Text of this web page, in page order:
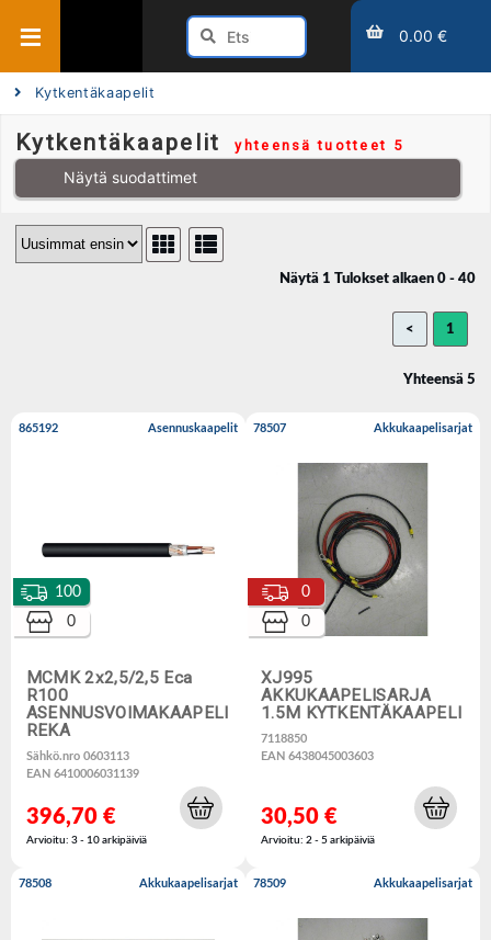
0.00 €
Kytkentäkaapelit
Kytkentäkaapelit yhteensä tuotteet 5
Näytä suodattimet
Näytä 1 Tulokset alkaen 0 - 40
< 1
Yhteensä 5
865192 Asennuskaapelit
MCMK 2x2,5/2,5 Eca
R100
ASENNUSVOIMAKAAPELI
REKA
Sähkö.nro 0603113
EAN 6410006031139
100
0
396,70 €
Arvioitu: 3 - 10 arkipäiviä
78507 Akkukaapelisarjat
XJ995
AKKUKAAPELISARJA
1.5M KYTKENTÄKAAPELI
7118850
EAN 6438045003603
0
0
30,50 €
Arvioitu: 2 - 5 arkipäiviä
78508 Akkukaapelisarjat 78509 Akkukaapelisarjat